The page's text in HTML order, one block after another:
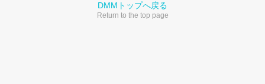
DMMトップへ戻る
Return to the top page